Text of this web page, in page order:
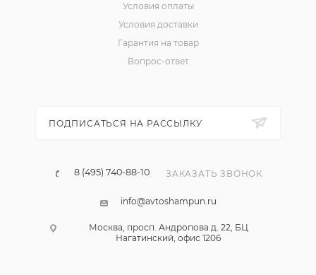
Условия оплаты
Условия доставки
Гарантия на товар
Вопрос-ответ
ПОДПИСАТЬСЯ НА РАССЫЛКУ
8 (495) 740-88-10 ЗАКАЗАТЬ ЗВОНОК
info@avtoshampun.ru
Москва, просп. Андропова д. 22, БЦ
Нагатинский, офис 1206